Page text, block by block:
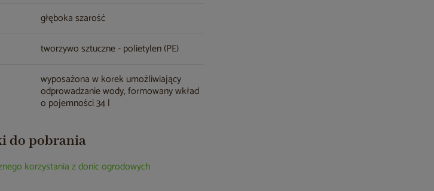
głęboka szarość
tworzywo sztuczne - polietylen (PE)
wyposażona w korek umożliwiający
odprowadzanie wody, formowany wkład
o pojemności 34 l
do pobrania
korzystania z donic ogrodowych